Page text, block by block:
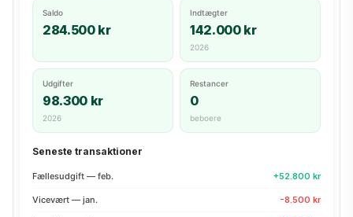
Saldo
284.500 kr
Indtægter
142.000 kr
2026
Udgifter
98.300 kr
2026
Restancer
0
beboere
Seneste transaktioner
Fællesudgift — feb. +52.800 kr
Vicevært — jan. -8.500 kr